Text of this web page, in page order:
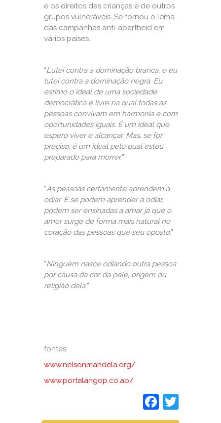
e os direitos das crianças e de outros
grupos vulneráveis. Se tornou o lema
das campanhas anti-apartheid em
vários países.
“Lutei contra a dominação branca, e eu
lutei contra a dominação negra. Eu
estimo o ideal de uma sociedade
democrática e livre na qual todas as
pessoas convivam em harmonia e com
oportunidades iguais. É um ideal que
espero viver e alcançar. Mas, se for
preciso, é um ideal pelo qual estou
preparado para morrer.”
“As pessoas certamente aprendem a
odiar. E se podem aprender a odiar,
podem ser ensinadas a amar já que o
amor surge de forma mais natural no
coração das pessoas que seu oposto.”
“Ninguém nasce odiando outra pessoa
por causa da cor da pele, origem ou
religião dela.”
fontes:
www.nelsonmandela.org/
www.portalangop.co.ao/